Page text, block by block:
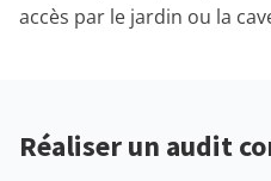
accès par le jardin ou la
Réaliser un audit